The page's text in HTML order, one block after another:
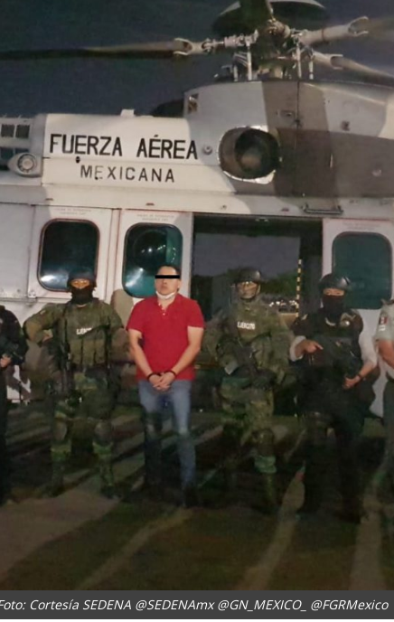
Cortesía SEDENA @SEDENAmx @GN_MEXICO_ @FGRMexico